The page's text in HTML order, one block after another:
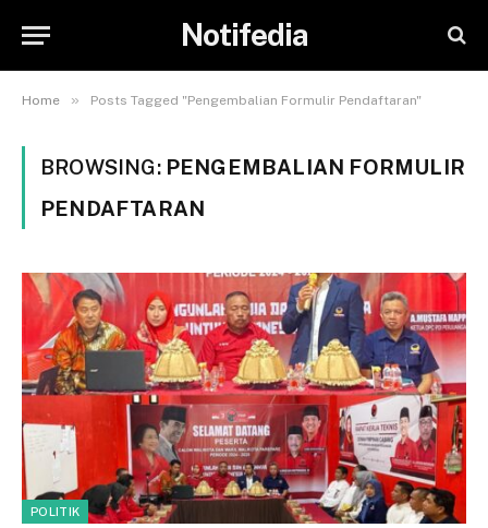
Notifedia
Home » Posts Tagged "Pengembalian Formulir Pendaftaran"
BROWSING: PENGEMBALIAN FORMULIR
PENDAFTARAN
POLITIK